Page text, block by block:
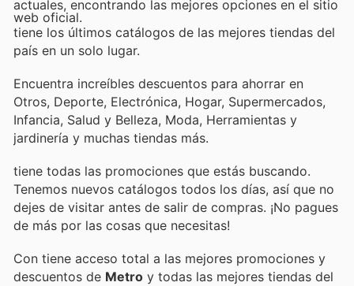
actuales, encontrando las mejores opciones en el sitio
web oficial.
tiene los últimos catálogos de las mejores tiendas del
país en un solo lugar.
Encuentra increíbles descuentos para ahorrar en
Otros, Deporte, Electrónica, Hogar, Supermercados,
Infancia, Salud y Belleza, Moda, Herramientas y
jardinería y muchas tiendas más.
tiene todas las promociones que estás buscando.
Tenemos nuevos catálogos todos los días, así que no
dejes de visitar antes de salir de compras. ¡No pagues
de más por las cosas que necesitas!
Con tiene acceso total a las mejores promociones y
descuentos de Metro y todas las mejores tiendas del